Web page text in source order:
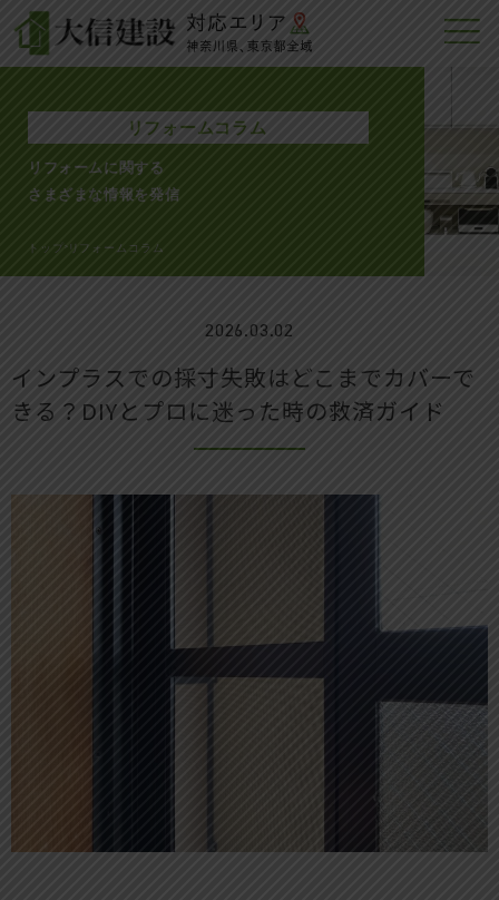
リフォームコラム
リフォームに関する
さまざまな情報を発信
トップ >リフォームコラム
2026.03.02
インプラスでの採寸失敗はどこまでカバーで
きる？DIYとプロに迷った時の救済ガイド